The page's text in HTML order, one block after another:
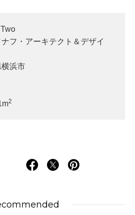
フ・アーキテクト＆デザイ
浜市
2